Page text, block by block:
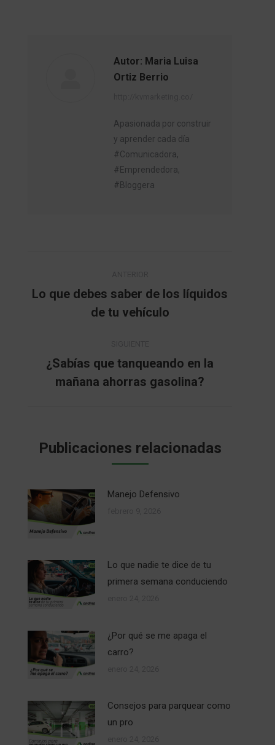
Autor: Maria Luisa
Ortiz Berrio
Apasionada por construir
y aprender cada día
#Comunicadora,
#Emprendedora,
#Bloggera
entre
publicaciones
Publicación
anterior:
Lo que debes saber de los líquidos
de tu vehículo
Publicación
siguiente:
¿Sabías que tanqueando en la
mañana ahorras gasolina?
Publicaciones relacionadas
Manejo Defensivo
Lo que nadie te dice de tu
primera semana conduciendo
¿Por qué se me apaga el
carro?
Consejos para parquear como
un pro